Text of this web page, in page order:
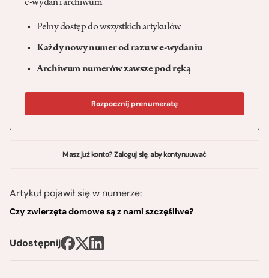
e-wydań i archiwum
Pełny dostęp do wszystkich artykułów
Każdy nowy numer od razu w e-wydaniu
Archiwum numerów zawsze pod ręką
Rozpocznij prenumeratę
Masz już konto? Zaloguj się, aby kontynuuwać
Artykuł pojawił się w numerze:
Czy zwierzęta domowe są z nami szczęśliwe?
Udostępnij